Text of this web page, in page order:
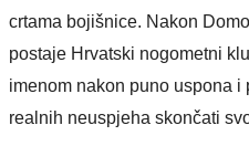
crtama bojišnice. Nakon
postaje Hrvatski nogometni
imenom nakon puno uspona
realnih neuspjeha skončati